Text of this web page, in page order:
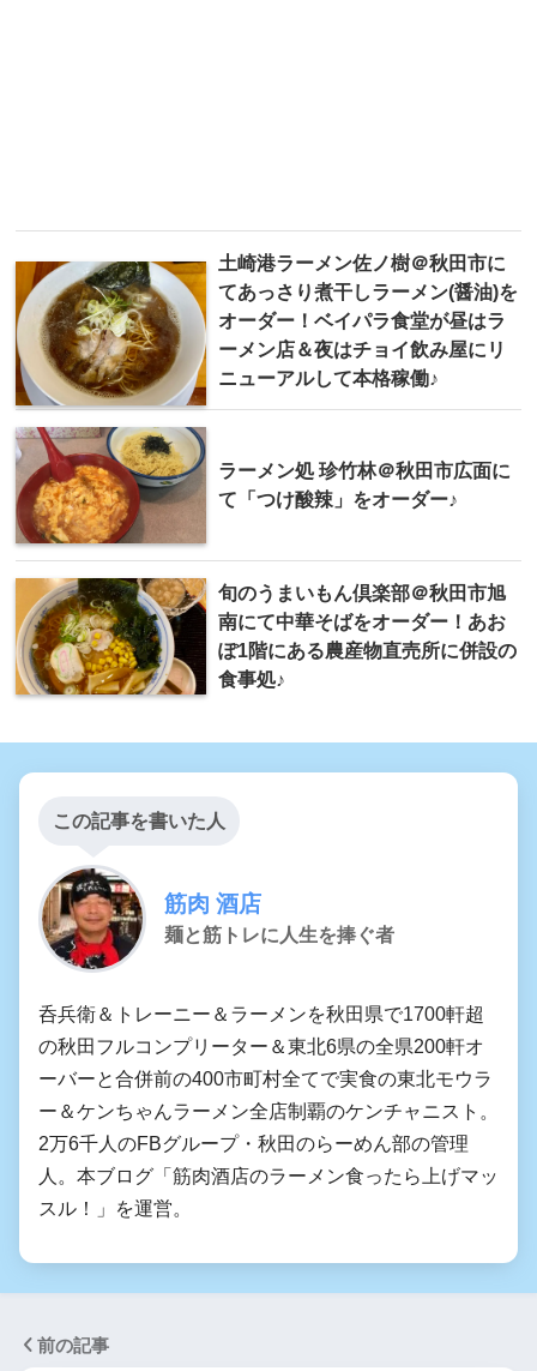
土崎港ラーメン佐ノ樹＠秋田市に
てあっさり煮干しラーメン(醤油)を
オーダー！ベイパラ食堂が昼はラ
ーメン店＆夜はチョイ飲み屋にリ
ニューアルして本格稼働♪
ラーメン処 珍竹林＠秋田市広面に
て「つけ酸辣」をオーダー♪
旬のうまいもん倶楽部＠秋田市旭
南にて中華そばをオーダー！あお
ぽ1階にある農産物直売所に併設の
食事処♪
この記事を書いた人
筋肉 酒店
麺と筋トレに人生を捧ぐ者
呑兵衛＆トレーニー＆ラーメンを秋田県で1700軒超
の秋田フルコンプリーター＆東北6県の全県200軒オ
ーバーと合併前の400市町村全てで実食の東北モウラ
ー＆ケンちゃんラーメン全店制覇のケンチャニスト。
2万6千人のFBグループ・秋田のらーめん部の管理
人。本ブログ「筋肉酒店のラーメン食ったら上げマッ
スル！」を運営。
前の記事